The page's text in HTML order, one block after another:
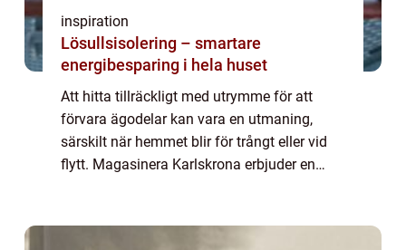
inspiration
Lösullsisolering – smartare
energibesparing i hela huset
Att hitta tillräckligt med utrymme för att
förvara ägodelar kan vara en utmaning,
särskilt när hemmet blir för trångt eller vid
flytt. Magasinera Karlskrona erbjuder en